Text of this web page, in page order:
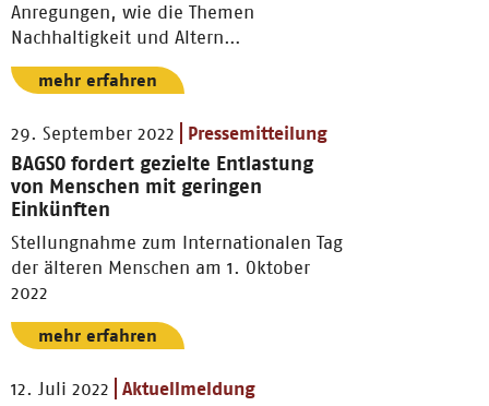
Anregungen, wie die Themen
Nachhaltigkeit und Altern
zusammengedacht und Initiativen vor
Ort entwickelt werden können.
mehr erfahren
29. September 2022 Pressemitteilung
BAGSO fordert gezielte Entlastung
von Menschen mit geringen
Einkünften
Stellungnahme zum Internationalen Tag
der älteren Menschen am 1. Oktober
2022
mehr erfahren
12. Juli 2022 Aktuellmeldung